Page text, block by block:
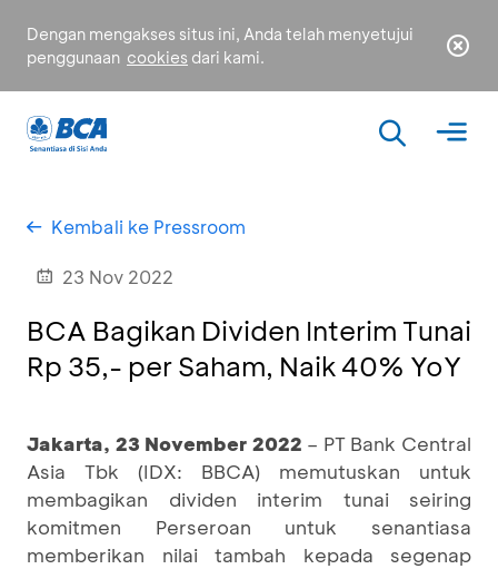
Dengan mengakses situs ini, Anda telah menyetujui
penggunaan cookies dari kami.
Kembali ke Pressroom
23 Nov 2022
BCA Bagikan Dividen Interim Tunai
Rp 35,- per Saham, Naik 40% YoY
Jakarta, 23 November 2022 – PT Bank Central
Asia Tbk (IDX: BBCA) memutuskan untuk
membagikan dividen interim tunai seiring
komitmen Perseroan untuk senantiasa
memberikan nilai tambah kepada segenap